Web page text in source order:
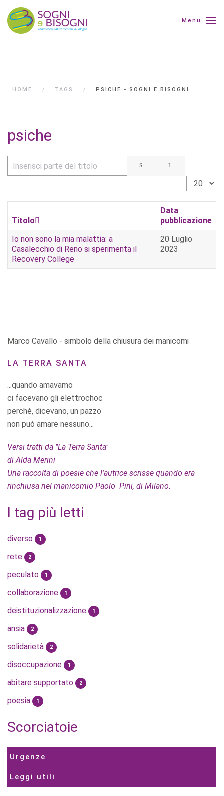
Menu
HOME TAGS PSICHE - SOGNI E BISOGNI
psiche
Inserisci parte del titolo
Visualizza
Titolo
Data
pubblicazione
Io non sono la mia malattia: a
Casalecchio di Reno si sperimenta il
Recovery College
20 Luglio
2023
Marco Cavallo - simbolo della chiusura dei manicomi
LA TERRA SANTA
...quando amavamo
ci facevano gli elettrochoc
perché, dicevano, un pazzo
non può amare nessuno...
Versi tratti da "La Terra Santa"
di Alda Merini
Una raccolta di poesie che l'autrice scrisse quando era
rinchiusa nel manicomio Paolo Pini, di Milano.
I tag più letti
diverso 1
rete 2
peculato 1
collaborazione 1
deistituzionalizzazione 1
ansia 2
solidarietà 2
disoccupazione 1
abitare supportato 2
poesia 1
Scorciatoie
Urgenze
Leggi utili